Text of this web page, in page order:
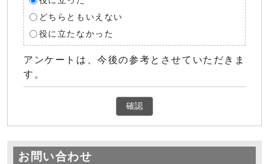
どちらともいえない
役に立たなかった
アンケートは、今後の参考とさせていただきま
す。
確認
お問い合わせ